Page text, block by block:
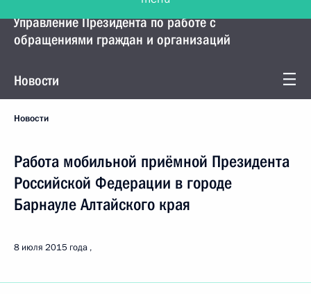
Управление Президента по работе с
обращениями граждан и организаций
Новости
Новости
Работа мобильной приёмной Президента
Российской Федерации в городе
Барнауле Алтайского края
8 июля 2015 года